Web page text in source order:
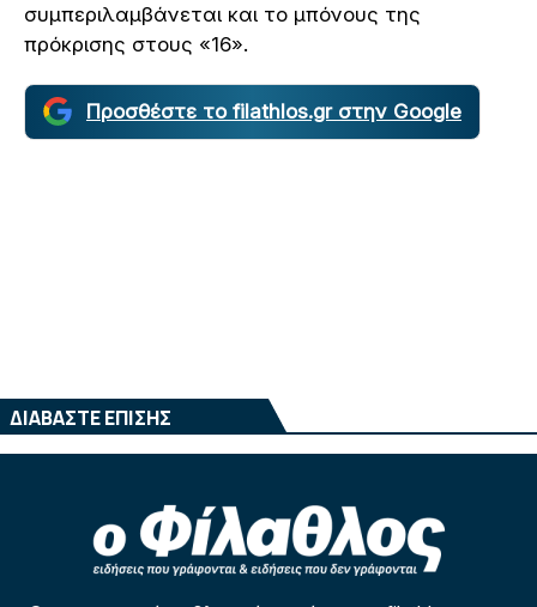
συμπεριλαμβάνεται και το μπόνους της
πρόκρισης στους «16».
Προσθέστε το filathlos.gr στην Google
ΔΙΑΒΑΣΤΕ ΕΠΙΣΗΣ